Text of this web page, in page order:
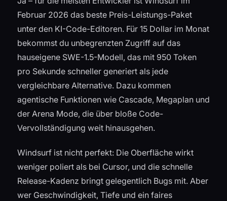
Februar 2026 das beste Preis-Leistungs-Paket
unter den KI-Code-Editoren. Für 15 Dollar im Monat
bekommst du unbegrenzten Zugriff auf das
hauseigene SWE-1.5-Modell, das mit 950 Token
pro Sekunde schneller generiert als jede
vergleichbare Alternative. Dazu kommen
agentische Funktionen wie Cascade, Megaplan und
der Arena Mode, die über bloße Code-
Vervollständigung weit hinausgehen.
Windsurf ist nicht perfekt: Die Oberfläche wirkt
weniger poliert als bei Cursor, und die schnelle
Release-Kadenz bringt gelegentlich Bugs mit. Aber
wer Geschwindigkeit, Tiefe und ein faires